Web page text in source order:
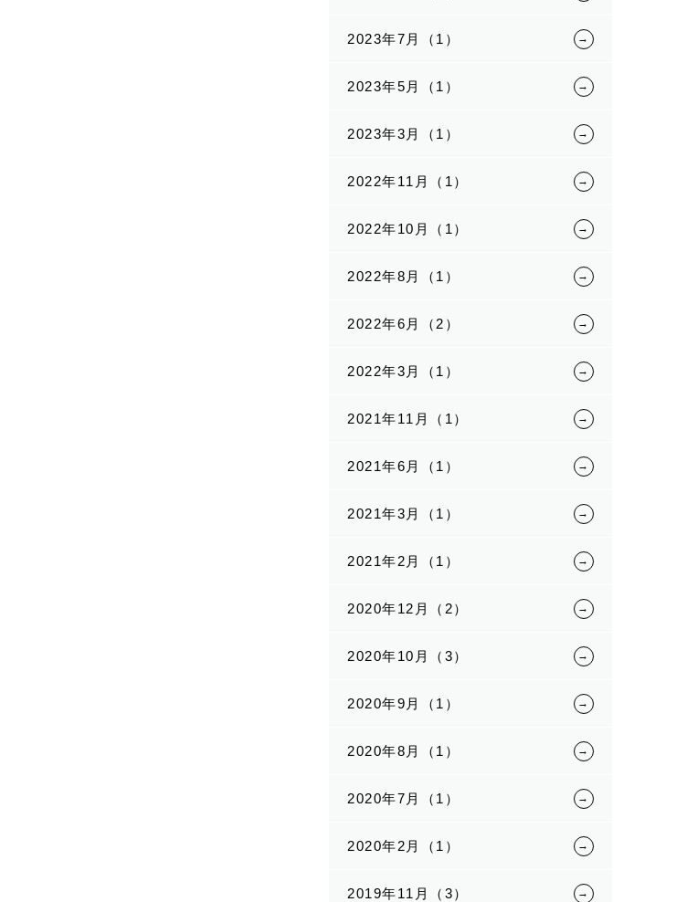
2023年7月（1）
2023年5月（1）
2023年3月（1）
2022年11月（1）
2022年10月（1）
2022年8月（1）
2022年6月（2）
2022年3月（1）
2021年11月（1）
2021年6月（1）
2021年3月（1）
2021年2月（1）
2020年12月（2）
2020年10月（3）
2020年9月（1）
2020年8月（1）
2020年7月（1）
2020年2月（1）
2019年11月（3）